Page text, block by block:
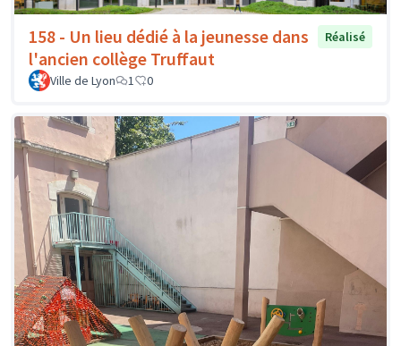
158 - Un lieu dédié à la jeunesse dans
l'ancien collège Truffaut
Réalisé
Ville de Lyon 1 0